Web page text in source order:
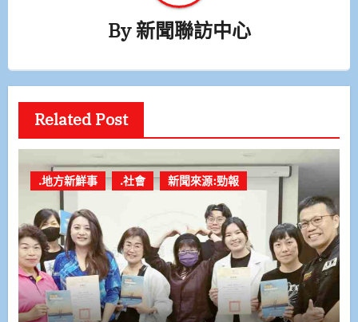
By新聞聯訪中心
Related Post
.地方新鮮事 .社會 新聞來源:勁報